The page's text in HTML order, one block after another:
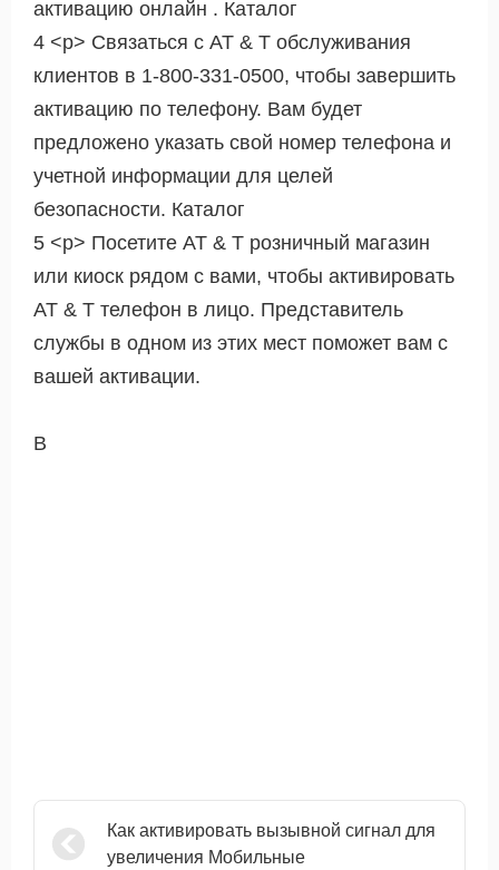
активацию онлайн . Каталог
4 <р> Связаться с AT & T обслуживания
клиентов в 1-800-331-0500, чтобы завершить
активацию по телефону. Вам будет
предложено указать свой номер телефона и
учетной информации для целей
безопасности. Каталог
5 <р> Посетите AT & T розничный магазин
или киоск рядом с вами, чтобы активировать
AT & T телефон в лицо. Представитель
службы в одном из этих мест поможет вам с
вашей активации.
В
Как активировать вызывной сигнал для
увеличения Мобильные